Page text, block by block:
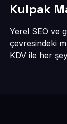
Kulpak
Yerel SEO ve
çevresindeki
KDV ile her